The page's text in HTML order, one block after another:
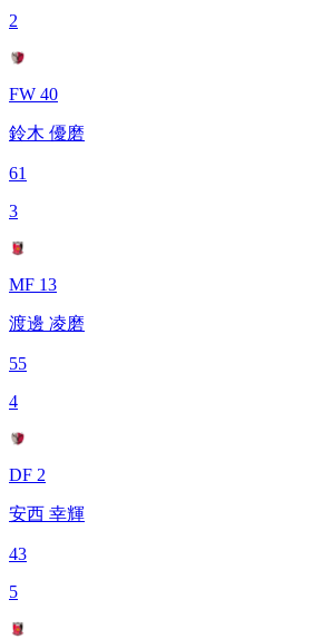
2
FW 40
鈴木 優磨
61
3
MF 13
渡邊 凌磨
55
4
DF 2
安西 幸輝
43
5